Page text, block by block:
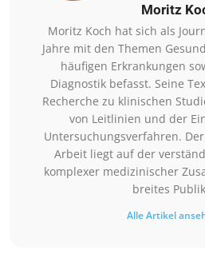
Moritz
Moritz Koch hat sich als
Jahre mit den Themen
häufigen Erkrankungen
Diagnostik befasst. Seine
Recherche zu klinischen
von Leitlinien und der
Untersuchungsverfahren.
Arbeit liegt auf der
komplexer medizinischer
breites
Alle Artikel